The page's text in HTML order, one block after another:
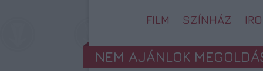
FILM SZÍNHÁZ
NEM AJÁNLOK